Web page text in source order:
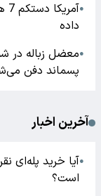
●
داده
●معضل زباله در
پسماند دفن
آخرین اخبار
●آیا خرید پله‌ای
است؟